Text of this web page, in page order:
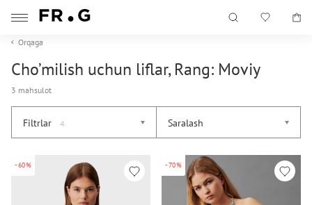
Orqaga
Cho’milish uchun liflar, Rang: Moviy
3 mahsulot
Filtrlar 4 Saralash
-60% -70%